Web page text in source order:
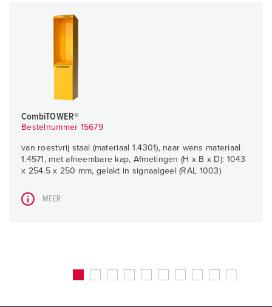
CombiTOWER®
Bestelnummer 15679
van roestvrij staal (materiaal 1.4301), naar wens materiaal
1.4571, met afneembare kap, Afmetingen (H x B x D): 1043
x 254.5 x 250 mm, gelakt in signaalgeel (RAL 1003)
MEER